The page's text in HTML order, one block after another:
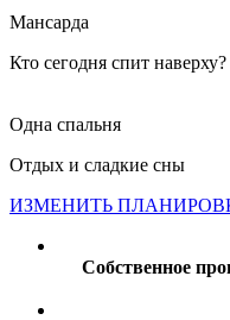
Мансарда
Кто сегодня спит наверху?
Одна спальня
Отдых и сладкие сны
ИЗМЕНИТЬ
Собственное